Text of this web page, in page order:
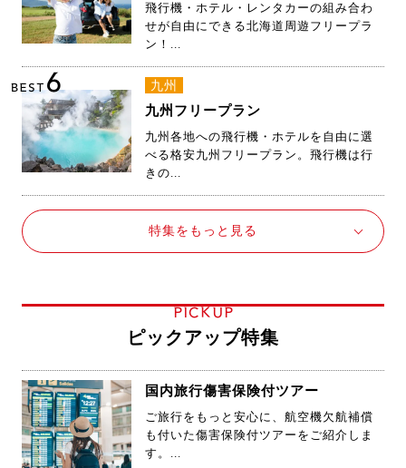
せが自由にできる北海道周遊フリープラ
ン！...
BEST6 九州
九州フリープラン
九州各地への飛行機・ホテルを自由に選
べる格安九州フリープラン。飛行機は行
きの...
特集をもっと見る
ピックアップ特集
国内旅行傷害保険付ツアー
ご旅行をもっと安心に、航空機欠航補償
も付いた傷害保険付ツアーをご紹介しま
す。...